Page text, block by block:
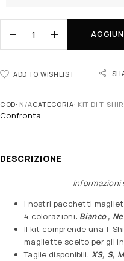
ADD TO WISHLIST
COD: N/ACATEGORIA: KIT DI T-
Confronta
DESCRIZIONE
Informazioni
I nostri pacchetti
4 colorazioni: Bianco ,
Il kit comprende una T-
magliette scelto per gli
Taglie disponibili: XS, S,